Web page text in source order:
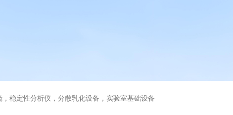
稳定性分析仪，分散乳化设备，实验室基础设备